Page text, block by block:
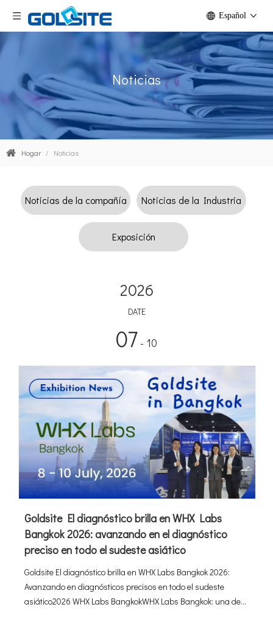
Español
Noticias
Hogar / Noticias
Noticias de la compañía Noticias de la Industria
Exposición
2026
DATE
07 - 10
Goldsite El diagnóstico brilla en WHX Labs
Bangkok 2026: avanzando en el diagnóstico
preciso en todo el sudeste asiático
Goldsite El diagnóstico brilla en WHX Labs Bangkok 2026:
Avanzando en diagnósticos precisos en todo el sudeste
asiático2026 WHX Labs BangkokWHX Labs Bangkok: una de